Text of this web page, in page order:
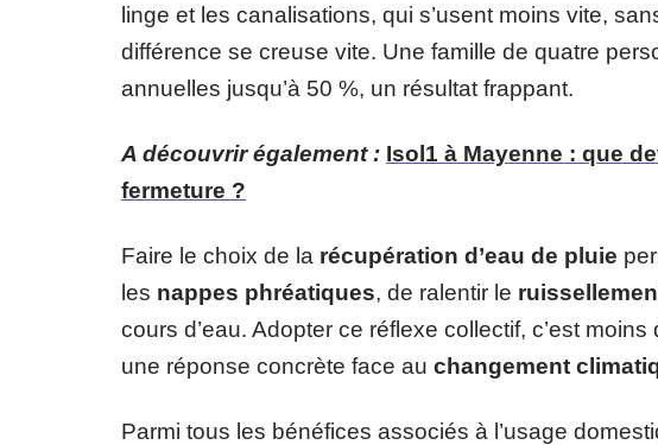
linge et les canalisations, qui s’usent moins vite,
différence se creuse vite. Une famille de quatre
annuelles jusqu’à 50 %, un résultat frappant.
A découvrir également : Isol1 à Mayenne : que
fermeture ?
Faire le choix de la récupération d’eau de pluie
les nappes phréatiques, de ralentir le
cours d’eau. Adopter ce réflexe collectif, c’est
une réponse concrète face au changement
Parmi tous les bénéfices associés à l’usage